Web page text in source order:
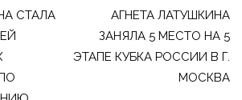
СТАЛА
АГНЕТА ЛАТУШКИНА
ЗАНЯЛА 5 МЕСТО НА 5
ЭТАПЕ КУБКА РОССИИ В Г.
МОСКВА